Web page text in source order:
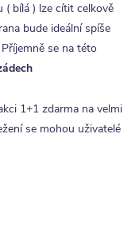
( bílá ) lze cítit celkově
bude ideální spíše
se na této
1+1 zdarma na velmi
se mohou uživatelé